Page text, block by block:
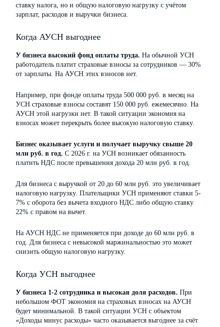
ставку налога, но и общую налоговую нагрузку с учётом
зарплат, расходов и выручки бизнеса.
Когда АУСН выгоднее
У бизнеса высокий фонд оплаты труда. На обычной УСН
работодатель платит страховые взносы за сотрудников — 30%
от зарплаты. На АУСН этих взносов нет.
Например, при фонде оплаты труда 500 000 руб. в месяц на
УСН страховые взносы составят 150 000 руб. ежемесячно. На
АУСН этой нагрузки нет. В такой ситуации экономия на
взносах может перекрыть более высокую налоговую ставку.
Бизнес оказывает услуги и получает выручку свыше 20
млн руб. в год. С 2026 г. на УСН возникает обязанность
платить НДС после превышения дохода 20 млн руб. в год.
Для бизнеса с выручкой от 20 до 60 млн руб. это увеличивает
налоговую нагрузку. Плательщики УСН применяют ставки 5-
7% с оборота без вычета входного НДС либо общую ставку
22% с правом на вычет.
На АУСН НДС не применяется при доходе до 60 млн руб. в
год. Для бизнеса с невысокой маржинальностью это может
снизить общую налоговую нагрузку.
Когда УСН выгоднее
У бизнеса 1-2 сотрудника и высокая доля расходов. При
небольшом ФОТ экономия на страховых взносах на АУСН
будет минимальной. В такой ситуации УСН с объектом
«Доходы минус расходы» часто оказывается выгоднее за счёт